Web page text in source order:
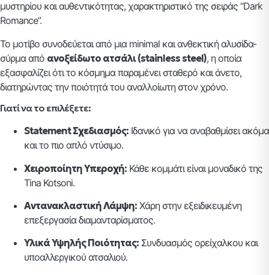
μυστηρίου και αυθεντικότητας, χαρακτηριστικό της σειράς “Dark
Romance”.
Το μοτίβο συνοδεύεται από μια minimal και ανθεκτική αλυσίδα-
σύρμα από ανοξείδωτο ατσάλι (stainless steel), η οποία
εξασφαλίζει ότι το κόσμημα παραμένει σταθερό και άνετο,
διατηρώντας την ποιότητά του αναλλοίωτη στον χρόνο.
Γιατί να το επιλέξετε:
Statement Σχεδιασμός: Ιδανικό για να αναβαθμίσει ακόμα
και το πιο απλό ντύσιμο.
Χειροποίητη Υπεροχή: Κάθε κομμάτι είναι μοναδικό της
Tina Kotsoni.
Αντανακλαστική Λάμψη: Χάρη στην εξειδικευμένη
επεξεργασία διαμανταρίσματος.
Υλικά Υψηλής Ποιότητας: Συνδυασμός ορείχαλκου και
υποαλλεργικού ατσαλιού.